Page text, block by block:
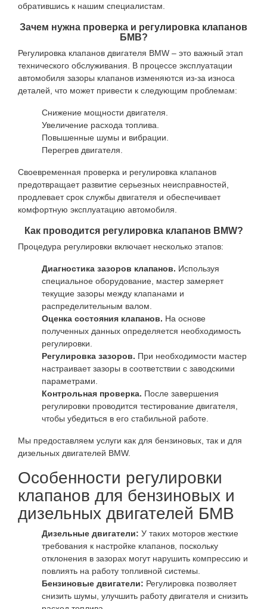
обратившись к нашим специалистам.
Зачем нужна проверка и регулировка клапанов
БМВ?
Регулировка клапанов двигателя BMW – это важный этап
технического обслуживания. В процессе эксплуатации
автомобиля зазоры клапанов изменяются из-за износа
деталей, что может привести к следующим проблемам:
Снижение мощности двигателя.
Увеличение расхода топлива.
Повышенные шумы и вибрации.
Перегрев двигателя.
Своевременная проверка и регулировка клапанов
предотвращает развитие серьезных неисправностей,
продлевает срок службы двигателя и обеспечивает
комфортную эксплуатацию автомобиля.
Как проводится регулировка клапанов BMW?
Процедура регулировки включает несколько этапов:
Диагностика зазоров клапанов. Используя
специальное оборудование, мастер замеряет
текущие зазоры между клапанами и
распределительным валом.
Оценка состояния клапанов. На основе
полученных данных определяется необходимость
регулировки.
Регулировка зазоров. При необходимости мастер
настраивает зазоры в соответствии с заводскими
параметрами.
Контрольная проверка. После завершения
регулировки проводится тестирование двигателя,
чтобы убедиться в его стабильной работе.
Мы предоставляем услуги как для бензиновых, так и для
дизельных двигателей BMW.
Особенности регулировки
клапанов для бензиновых и
дизельных двигателей БМВ
Дизельные двигатели: У таких моторов жесткие
требования к настройке клапанов, поскольку
отклонения в зазорах могут нарушить компрессию и
повлиять на работу топливной системы.
Бензиновые двигатели: Регулировка позволяет
снизить шумы, улучшить работу двигателя и снизить